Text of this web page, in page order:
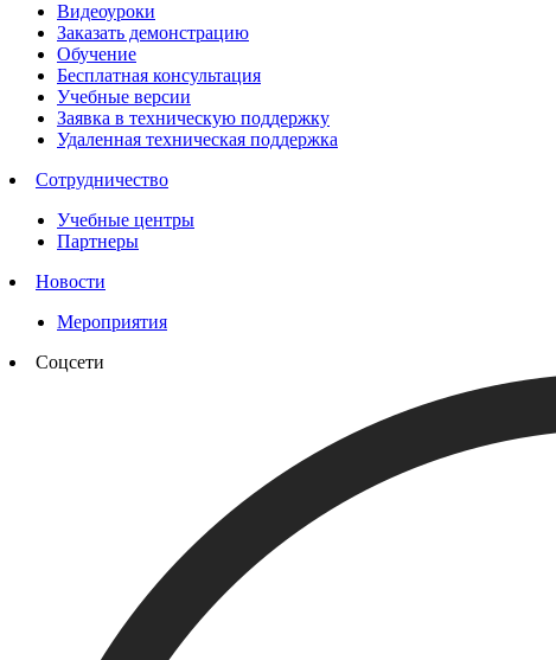
Видеоуроки
Заказать демонстрацию
Обучение
Бесплатная консультация
Учебные версии
Заявка в техническую поддержку
Удаленная техническая поддержка
Сотрудничество
Учебные центры
Партнеры
Новости
Мероприятия
Соцсети